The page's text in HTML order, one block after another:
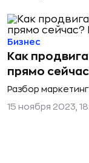
Как
прямо
Разбор
Бизнес
15 ноября 2023,